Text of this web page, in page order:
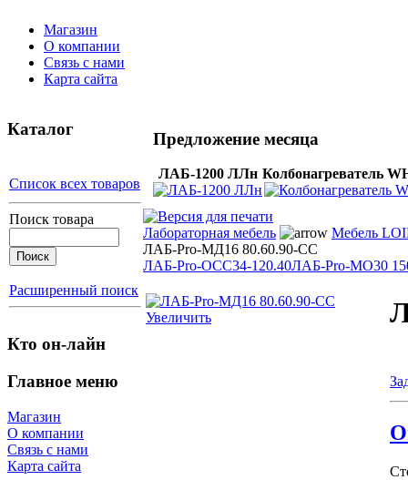
Магазин
О компании
Связь с нами
Карта сайта
Каталог
Список всех товаров
Поиск товара
Расширенный поиск
Кто он-лайн
Главное меню
Магазин
О компании
Связь с нами
Карта сайта
Предложение месяца
ЛАБ-1200 ЛЛн Колбонагреватель
Лабораторная мебель
Мебель
ЛАБ-Pro-МД16 80.60.90-СС
ЛАБ-Pro-ОСС34-120.40ЛАБ-Pro-МО30
Увеличить